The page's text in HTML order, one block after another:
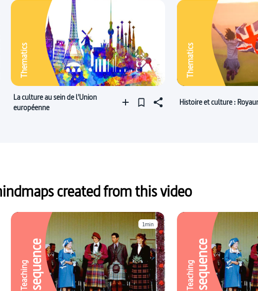
Thematics
La culture au sein de l'Union
européenne
Thematics
Histoire et culture :
created from this video
Teachingsequence
1min
Teachingsequence